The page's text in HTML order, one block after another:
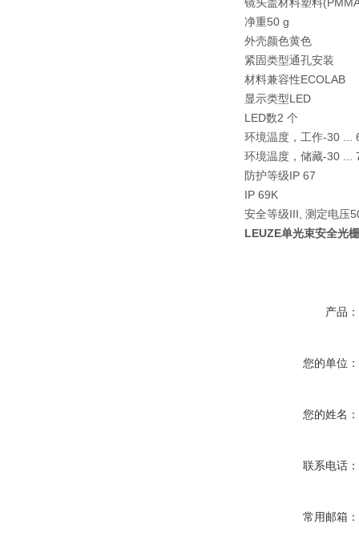
净重50 g
外壳颜色黄色
紧固类型通孔安装
材料兼容性ECOLAB
显示类型LED
LED数2 个
环境温度，工作-30 ...
环境温度，储藏-30 ...
防护等级IP 67
IP 69K
安全等级III, 测定电压
LEUZE单光束安全光
产品：
您的单位：
您的姓名：
联系电话：
常用邮箱：